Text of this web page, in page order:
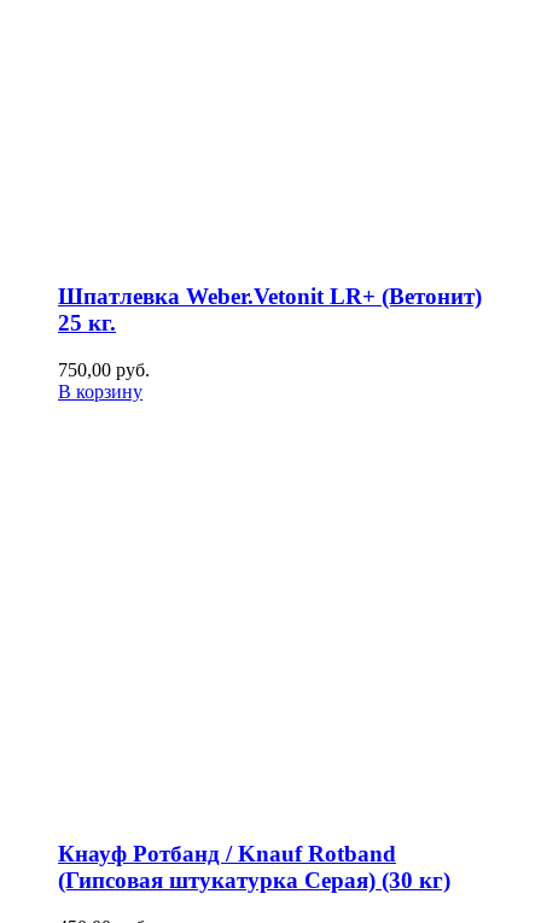
Шпатлевка Weber.Vetonit LR+ (Ветонит)
25 кг.
750,00 руб.
В корзину
Кнауф Ротбанд / Knauf Rotband
(Гипсовая штукатурка Серая) (30 кг)